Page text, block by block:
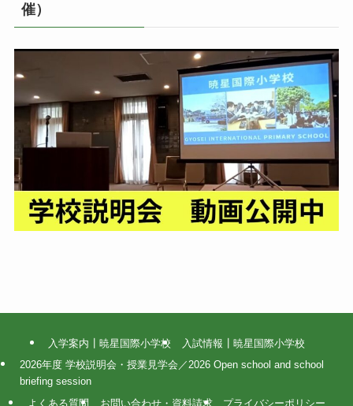
催）
入学案内┃暁星国際小学校
入試情報┃暁星国際小学校
2026年度 学校説明会・授業見学会／2026 Open school and school
briefing session
よくある質問
お問い合わせ・資料請求 プライバシーポリシー